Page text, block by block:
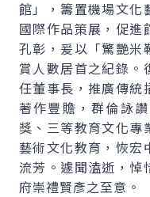
館」，籌置機場文化
國際作品策展，促進
孔彰，爰以「驚艷米
賞人數居首之紀錄。
任董事長，推廣傳統
著作豐贍，群倫詠
獎、三等教育文化專
藝術文化教育，恢宏
流芳。遽聞溘逝，悼
府崇禮賢彥之至意。